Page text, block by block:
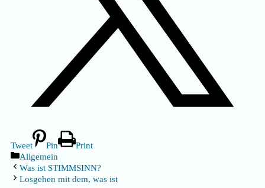
Tweet Pin
Print
Kategorien
Allgemein
Was ist STIMMSINN?
Losgehen mit dem, was ist